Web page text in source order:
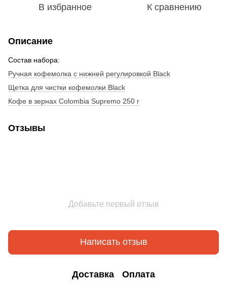
В избранное К сравнению
Описание
Состав набора:
Ручная кофемолка с нижней регулировкой Black
Щетка для чистки кофемолки Black
Кофе в зернах Colombia Supremo 250 г
Отзывы
Добавьте первый отзыв
Написать отзыв
Доставка Оплата